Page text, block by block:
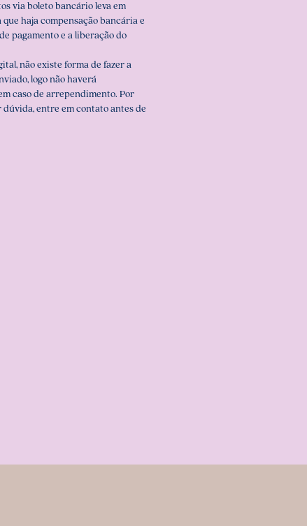
via boleto bancário leva em
haja compensação bancária e
pagamento e a liberação do
não existe forma de fazer a
logo não haverá
caso de arrependimento. Por
entre em contato antes de